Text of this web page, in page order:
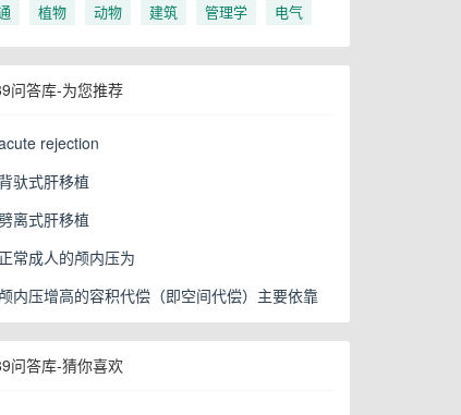
植物 动物 建筑 管理学 电气
问答库-为您推荐
rejection
驮式肝移植
离式肝移植
正常成人的颅内压为
颅内压增高的容积代偿（即空间代偿）主要依靠
问答库-猜你喜欢